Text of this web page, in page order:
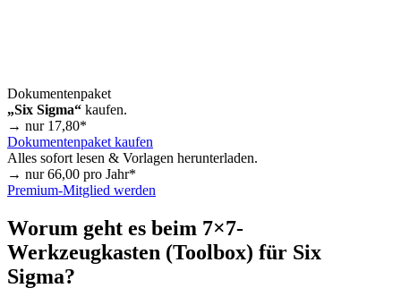
Dokumentenpaket
„Six Sigma“ kaufen.
→ nur 17,80*
Dokumentenpaket kaufen
Alles sofort lesen & Vorlagen herunterladen.
→ nur66,00 pro Jahr*
Premium-Mitglied werden
Worum geht es beim 7×7-
Werkzeugkasten (Toolbox) für Six
Sigma?